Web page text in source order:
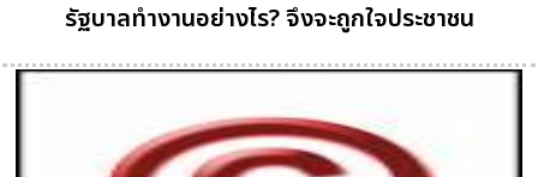
รัฐบาลทำงานอย่างไร? จึงจะถูกใจประชาชน